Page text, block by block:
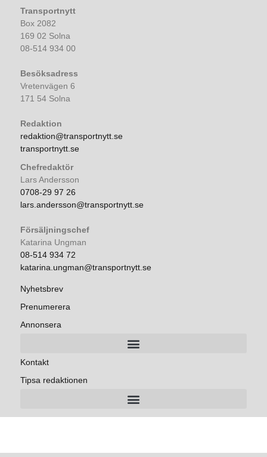
Transportnytt
Box 2082
169 02 Solna
08-514 934 00
Besöksadress
Vretenvägen 6
171 54 Solna
Redaktion
redaktion@transportnytt.se
transportnytt.se
Chefredaktör
Lars Andersson
0708-29 97 26
lars.andersson@transportnytt.se
Försäljningschef
Katarina Ungman
08-514 934 72
katarina.ungman@transportnytt.se
Nyhetsbrev
Prenumerera
Annonsera
Kontakt
Tipsa redaktionen